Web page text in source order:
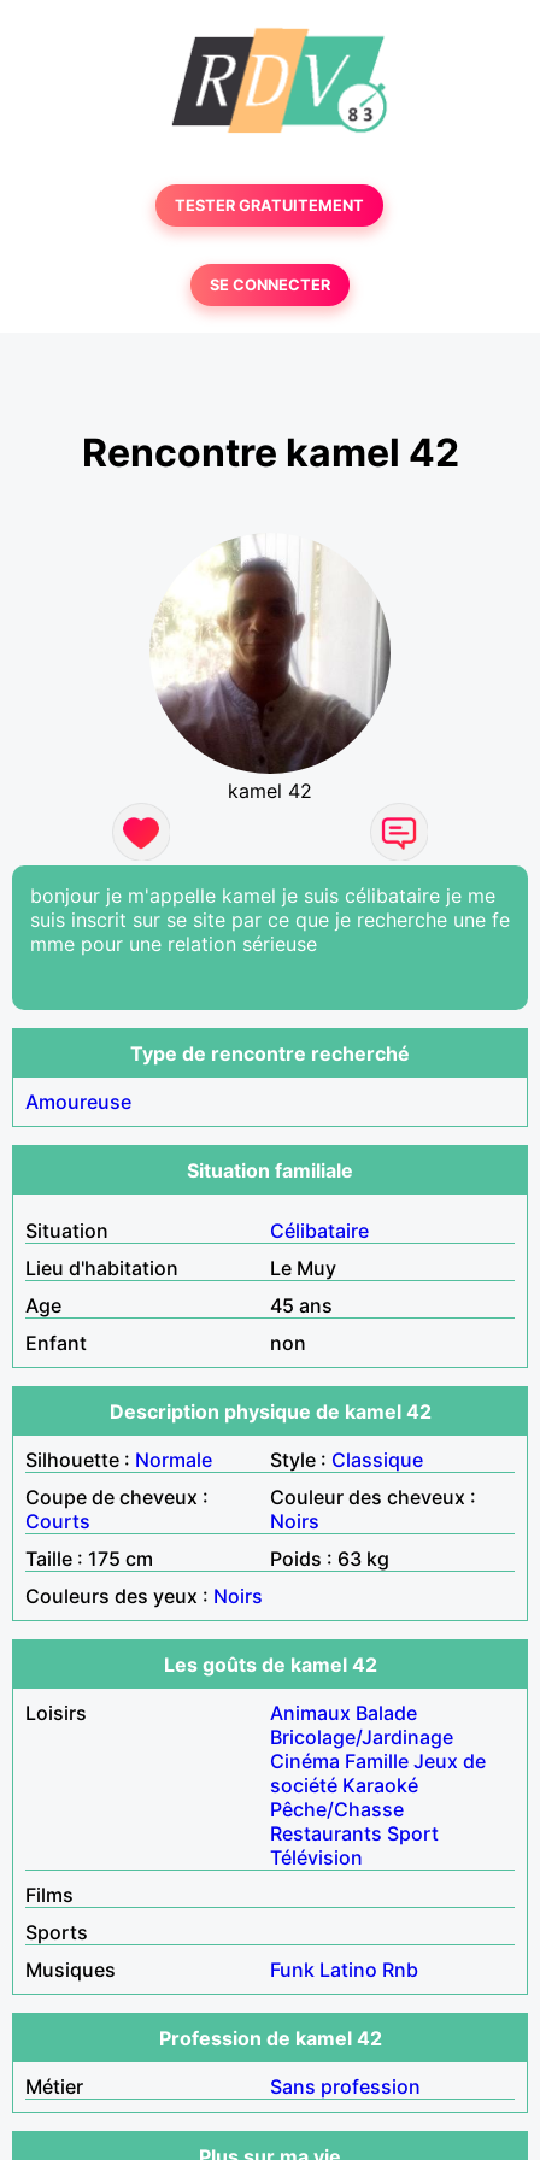
TESTER GRATUITEMENT
SE CONNECTER
Rencontre kamel 42
kamel 42
bonjour je m'appelle kamel je suis célibataire je me
suis inscrit sur se site par ce que je recherche une fe
mme pour une relation sérieuse
Type de rencontre recherché
Amoureuse
Situation familiale
Situation
Célibataire
Lieu d'habitation
Le Muy
Age
45 ans
Enfant
non
Description physique de kamel 42
Silhouette : Normale Style : Classique
Coupe de cheveux :
Courts
Couleur des cheveux :
Noirs
Taille : 175 cm
Poids : 63 kg
Couleurs des yeux : Noirs
Les goûts de kamel 42
Loisirs
Animaux Balade
Bricolage/Jardinage
Cinéma Famille Jeux de
société Karaoké
Pêche/Chasse
Restaurants Sport
Télévision
Films
Sports
Musiques
Funk Latino Rnb
Profession de kamel 42
Métier
Sans profession